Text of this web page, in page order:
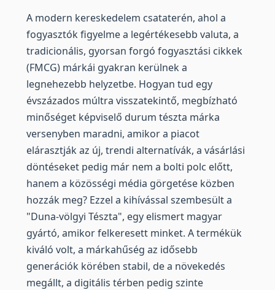
A modern kereskedelem csataterén, ahol a
fogyasztók figyelme a legértékesebb valuta, a
tradicionális, gyorsan forgó fogyasztási cikkek
(FMCG) márkái gyakran kerülnek a
legnehezebb helyzetbe. Hogyan tud egy
évszázados múltra visszatekintő, megbízható
minőséget képviselő durum tészta márka
versenyben maradni, amikor a piacot
elárasztják az új, trendi alternatívák, a vásárlási
döntéseket pedig már nem a bolti polc előtt,
hanem a közösségi média görgetése közben
hozzák meg? Ezzel a kihívással szembesült a
"Duna-völgyi Tészta", egy elismert magyar
gyártó, amikor felkeresett minket. A termékük
kiváló volt, a márkahűség az idősebb
generációk körében stabil, de a növekedés
megállt, a digitális térben pedig szinte